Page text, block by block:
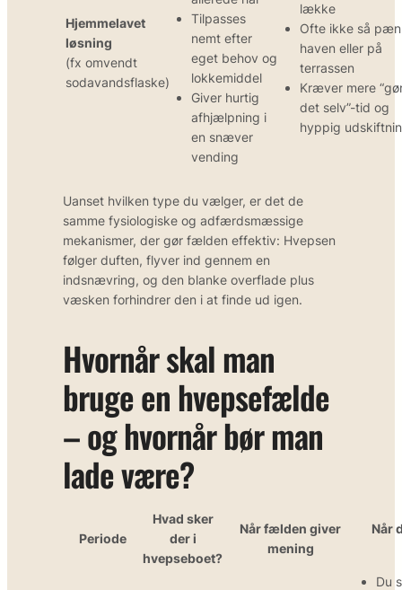
Hjemmelavet
løsning
(fx omvendt
sodavandsflaske)
Tilpasses
nemt efter
eget behov og
lokkemiddel
Giver hurtig
afhjælpning i
en snæver
vending
lække
Ofte ikke så
haven eller på
terrassen
Kræver mere
det selv”-tid og
hyppig
Uanset hvilken type du vælger, er det de
samme fysiologiske og adfærdsmæssige
mekanismer, der gør fælden effektiv: Hvepsen
følger duften, flyver ind gennem en
indsnævring, og den blanke overflade plus
væsken forhindrer den i at finde ud igen.
Hvornår skal man
bruge en hvepsefælde
– og hvornår bør man
lade være?
Periode
Hvad sker
der i
hvepseboet?
Når fælden giver
mening
Når
Du